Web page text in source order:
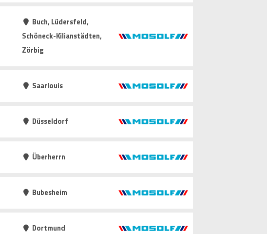
Buch, Lüdersfeld,
Schöneck-Kilianstädten,
Zörbig
Saarlouis
Düsseldorf
Überherrn
Bubesheim
Dortmund